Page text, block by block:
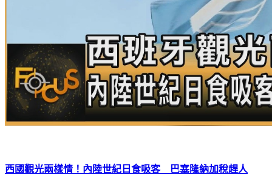
西國觀光兩樣情！內陸世紀日食吸客 巴塞隆納加稅趕人